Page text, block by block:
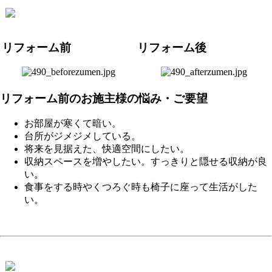
リフォーム前 リフォーム後
リフォーム前のお施主様の悩み・ご要望
お部屋が寒くて暗い。
台所がジメジメしている。
将来を見据えた、快適空間にしたい。
収納スペースを増やしたい。すっきりと隠せる収納が良
い。
食事をする時やくつろぐ時も椅子に座って生活がした
い。